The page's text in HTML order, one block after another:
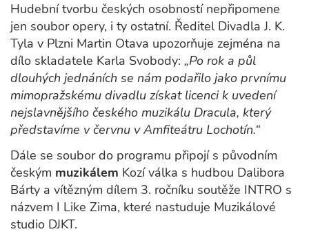
Hudební tvorbu českých osobností nepřipomene
jen soubor opery, i ty ostatní. Ředitel Divadla J. K.
Tyla v Plzni Martin Otava upozorňuje zejména na
dílo skladatele Karla Svobody: „Po rok a půl
dlouhých jednáních se nám podařilo jako prvnímu
mimopražskému divadlu získat licenci k uvedení
nejslavnějšího českého muzikálu Dracula, který
představíme v červnu v Amfiteátru Lochotín.“
Dále se soubor do programu připojí s původním
českým muzikálem Kozí válka s hudbou Dalibora
Bárty a vítězným dílem 3. ročníku soutěže INTRO s
názvem I Like Zima, které nastuduje Muzikálové
studio DJKT.